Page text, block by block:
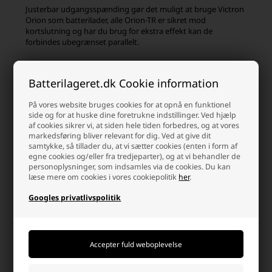
Batterilageret.dk Cookie information
På vores website bruges cookies for at opnå en funktionel
side og for at huske dine foretrukne indstillinger. Ved hjælp
af cookies sikrer vi, at siden hele tiden forbedres, og at vores
markedsføring bliver relevant for dig. Ved at give dit
samtykke, så tillader du, at vi sætter cookies (enten i form af
egne cookies og/eller fra tredjeparter), og at vi behandler de
personoplysninger, som indsamles via de cookies. Du kan
læse mere om cookies i vores cookiepolitik her.
Googles privatlivspolitik
Justerbar udgangsspænding gør det muligt at bruge Victron
Orion som batterilader, alle Orion-TR er sikret mod
kortslutning og har du brug for ekstra effekt kan de
forbindes ubegrænset parallelt.
Kunder købte også